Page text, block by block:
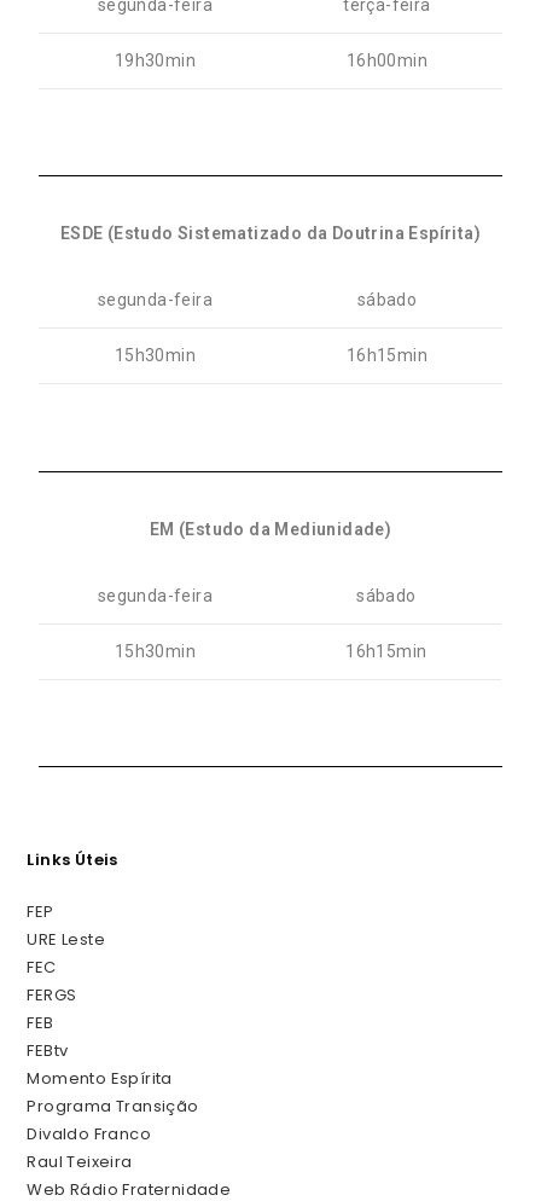
segunda-feira terça-feira
19h30min 16h00min
ESDE (Estudo Sistematizado da Doutrina Espírita)
segunda-feira sábado
15h30min 16h15min
EM (Estudo da Mediunidade)
segunda-feira sábado
15h30min 16h15min
Links Úteis
FEP
URE Leste
FEC
FERGS
FEB
FEBtv
Momento Espírita
Programa Transição
Divaldo Franco
Raul Teixeira
Web Rádio Fraternidade